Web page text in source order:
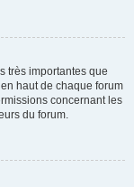
très importantes que
haut de chaque forum
concernant les
du forum.